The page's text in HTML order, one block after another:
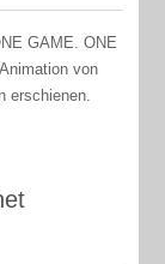
GAME. ONE
von
erschienen.